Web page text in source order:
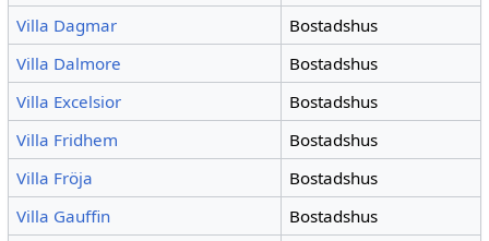
Villa Dagmar
Bostadshus
Villa Dalmore
Bostadshus
Villa Excelsior
Bostadshus
Villa Fridhem
Bostadshus
Villa Fröja
Bostadshus
Villa Gauffin
Bostadshus